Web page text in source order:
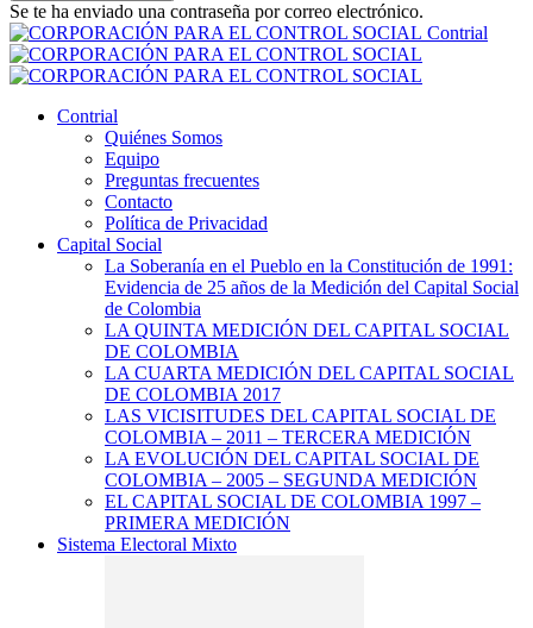
Se te ha enviado una contraseña por correo electrónico.
Contrial
Contrial
Quiénes Somos
Equipo
Preguntas frecuentes
Contacto
Política de Privacidad
Capital Social
La Soberanía en el Pueblo en la Constitución de 1991:
Evidencia de 25 años de la Medición del Capital Social
de Colombia
LA QUINTA MEDICIÓN DEL CAPITAL SOCIAL
DE COLOMBIA
LA CUARTA MEDICIÓN DEL CAPITAL SOCIAL
DE COLOMBIA 2017
LAS VICISITUDES DEL CAPITAL SOCIAL DE
COLOMBIA – 2011 – TERCERA MEDICIÓN
LA EVOLUCIÓN DEL CAPITAL SOCIAL DE
COLOMBIA – 2005 – SEGUNDA MEDICIÓN
EL CAPITAL SOCIAL DE COLOMBIA 1997 –
PRIMERA MEDICIÓN
Sistema Electoral Mixto